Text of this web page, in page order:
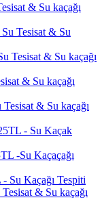
& Su kaçağı
Su Tesisat & Su
Tesisat & Su kaçağı
& Su kaçağı
Tesisat & Su kaçağı
- Su Kaçak
-Su Kaçaçağı
Su Kaçağı Tespiti
& Su kaçağı